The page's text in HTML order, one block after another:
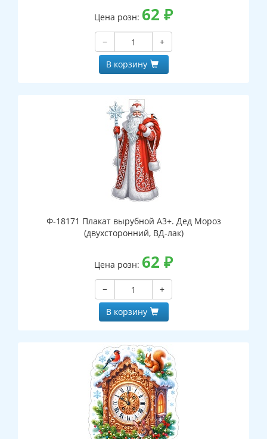
Цена розн: 62 ₽
−
+
В корзину
Ф-18171 Плакат вырубной А3+. Дед Мороз
(двухсторонний, ВД-лак)
Цена розн: 62 ₽
−
+
В корзину